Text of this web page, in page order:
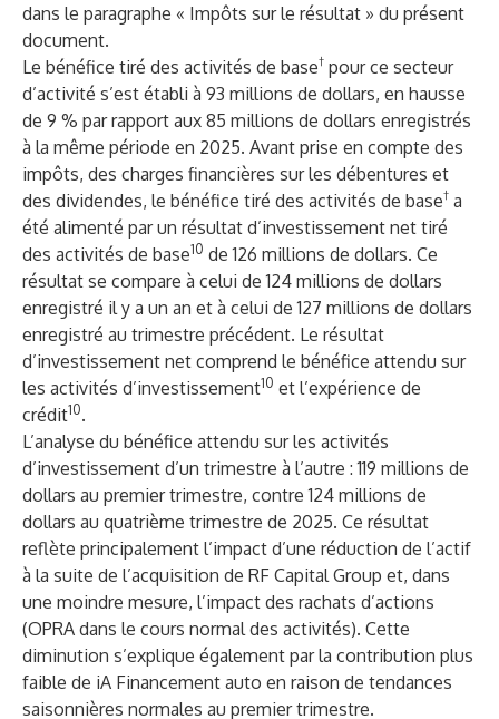
dans le paragraphe « Impôts sur le résultat » du présent
document.
Le bénéfice tiré des activités de base† pour ce secteur
d’activité s’est établi à 93 millions de dollars, en hausse
de 9 % par rapport aux 85 millions de dollars enregistrés
à la même période en 2025. Avant prise en compte des
impôts, des charges financières sur les débentures et
des dividendes, le bénéfice tiré des activités de base† a
été alimenté par un résultat d’investissement net tiré
des activités de base10 de 126 millions de dollars. Ce
résultat se compare à celui de 124 millions de dollars
enregistré il y a un an et à celui de 127 millions de dollars
enregistré au trimestre précédent. Le résultat
d’investissement net comprend le bénéfice attendu sur
les activités d’investissement10 et l’expérience de
crédit10.
L’analyse du bénéfice attendu sur les activités
d’investissement d’un trimestre à l’autre : 119 millions de
dollars au premier trimestre, contre 124 millions de
dollars au quatrième trimestre de 2025. Ce résultat
reflète principalement l’impact d’une réduction de l’actif
à la suite de l’acquisition de RF Capital Group et, dans
une moindre mesure, l’impact des rachats d’actions
(OPRA dans le cours normal des activités). Cette
diminution s’explique également par la contribution plus
faible de iA Financement auto en raison de tendances
saisonnières normales au premier trimestre.